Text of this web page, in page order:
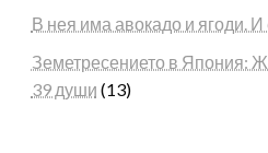
В нея има авокадо и ягоди.
Земетресението в Япония:
39 души (13)